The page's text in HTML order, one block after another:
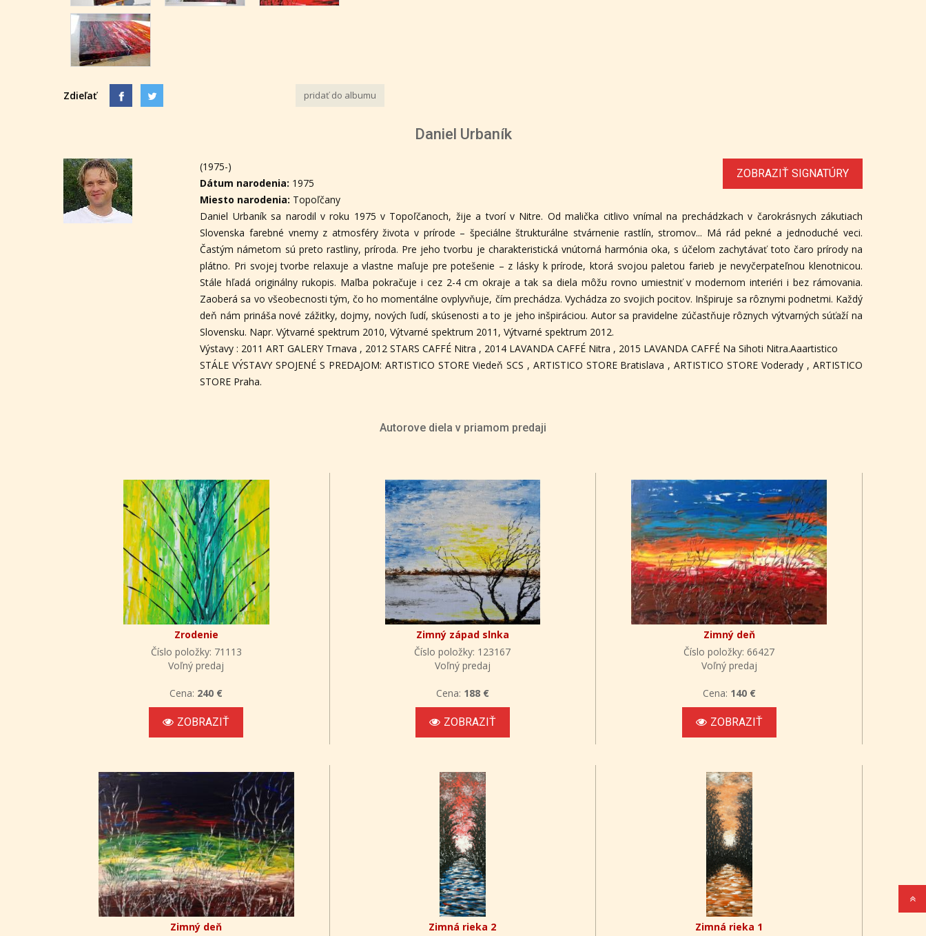
Zdieľať pridať do albumu
Daniel Urbaník
ZOBRAZIŤ SIGNATÚRY
(1975-)
Dátum narodenia: 1975
Miesto narodenia: Topoľčany
Daniel Urbaník sa narodil v roku 1975 v Topoľčanoch, žije a tvorí v Nitre. Od malička citlivo vnímal na prechádzkach v čarokrásnych zákutiach
Slovenska farebné vnemy z atmosféry života v prírode – špeciálne štrukturálne stvárnenie rastlín, stromov... Má rád pekné a jednoduché veci.
Častým námetom sú preto rastliny, príroda. Pre jeho tvorbu je charakteristická vnútorná harmónia oka, s účelom zachytávať toto čaro prírody na
plátno. Pri svojej tvorbe relaxuje a vlastne maľuje pre potešenie – z lásky k prírode, ktorá svojou paletou farieb je nevyčerpateľnou klenotnicou.
Stále hľadá originálny rukopis. Maľba pokračuje i cez 2-4 cm okraje a tak sa diela môžu rovno umiestniť v modernom interiéri i bez rámovania.
Zaoberá sa vo všeobecnosti tým, čo ho momentálne ovplyvňuje, čím prechádza. Vychádza zo svojich pocitov. Inšpiruje sa rôznymi podnetmi. Každý
deň nám prináša nové zážitky, dojmy, nových ľudí, skúsenosti a to je jeho inšpiráciou. Autor sa pravidelne zúčastňuje rôznych výtvarných súťaží na
Slovensku. Napr. Výtvarné spektrum 2010, Výtvarné spektrum 2011, Výtvarné spektrum 2012.
Výstavy : 2011 ART GALERY Trnava , 2012 STARS CAFFÉ Nitra , 2014 LAVANDA CAFFÉ Nitra , 2015 LAVANDA CAFFÉ Na Sihoti Nitra.Aaartistico
STÁLE VÝSTAVY SPOJENÉ S PREDAJOM: ARTISTICO STORE Viedeň SCS , ARTISTICO STORE Bratislava , ARTISTICO STORE Voderady , ARTISTICO
STORE Praha.
Autorove diela v priamom predaji
Zrodenie
Číslo položky: 71113
Voľný predaj
Cena: 240 €
ZOBRAZIŤ
Zimný západ slnka
Číslo položky: 123167
Voľný predaj
Cena: 188 €
ZOBRAZIŤ
Zimný deň
Číslo položky: 66427
Voľný predaj
Cena: 140 €
ZOBRAZIŤ
Zimný deň
Zimná rieka 2
Zimná rieka 1